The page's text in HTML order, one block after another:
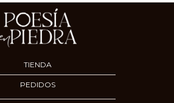
TIENDA
PEDIDOS